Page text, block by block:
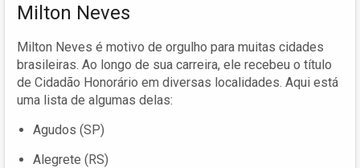
Milton Neves
Milton Neves é motivo de orgulho para muitas cidades
brasileiras. Ao longo de sua carreira, ele recebeu o título
de Cidadão Honorário em diversas localidades. Aqui está
uma lista de algumas delas:
Agudos (SP)
Alegrete (RS)